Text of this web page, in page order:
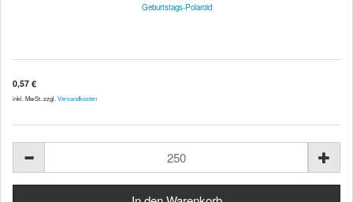
Geburtstags-Polaroid
0,57 €
inkl. MwSt. zzgl. Versandkosten